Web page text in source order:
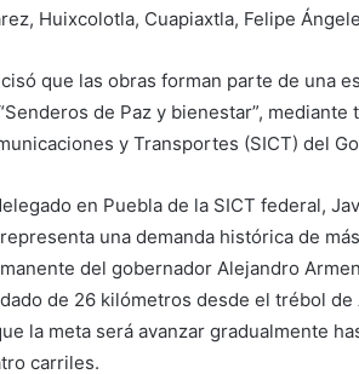
Huixcolotla, Cuapiaxtla, Felipe
que las obras forman parte de una
de Paz y bienestar”,
y Transportes (SICT) del
en Puebla de la SICT federal,
una demanda histórica de
del gobernador Alejandro
de 26 kilómetros desde el trébol
la meta será avanzar gradualmente
carriles.